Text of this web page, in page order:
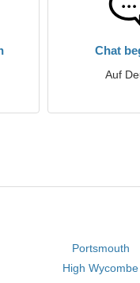
Chat
Auf
Portsmouth
High Wycombe